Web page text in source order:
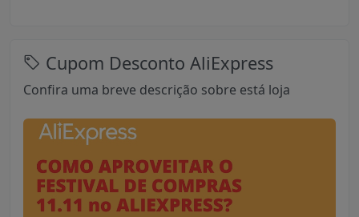
Cupom Desconto AliExpress
Confira uma breve descrição sobre está loja